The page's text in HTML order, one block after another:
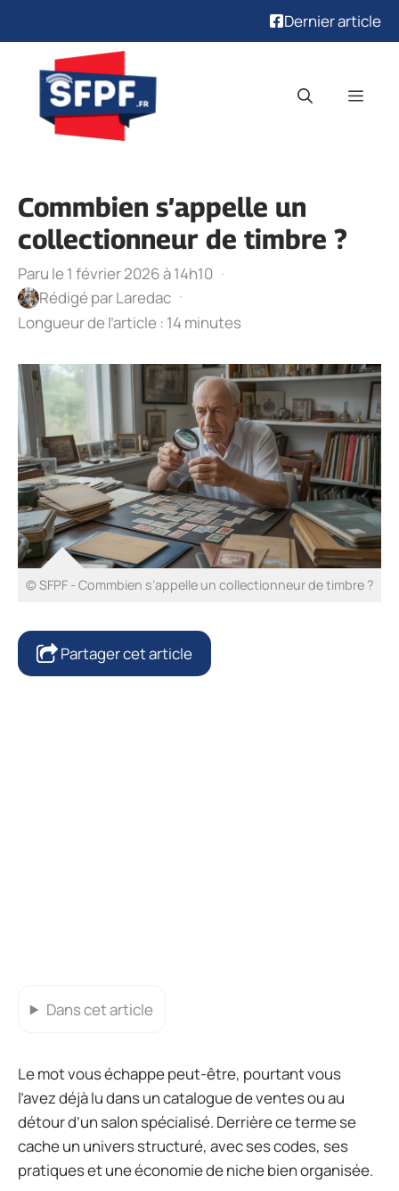
Dernier article
contenu
Commbien s’appelle un
collectionneur de timbre ?
Paru le 1 février 2026 à 14h10 ·
Rédigé parLaredac ·
Longueur de l’article : 14 minutes
© SFPF - Commbien s’appelle un collectionneur de timbre ?
Partager cet article
Dans cet article
Le mot vous échappe peut-être, pourtant vous
l’avez déjà lu dans un catalogue de ventes ou au
détour d’un salon spécialisé. Derrière ce terme se
cache un univers structuré, avec ses codes, ses
pratiques et une économie de niche bien organisée.